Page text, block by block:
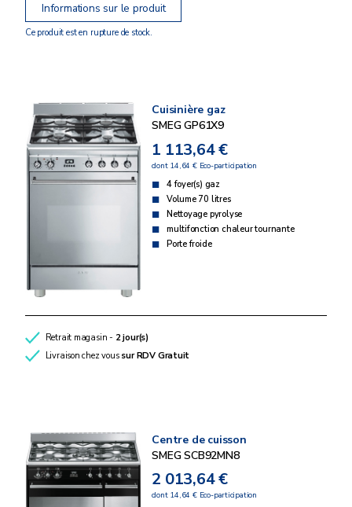
Informations sur le produit
Ce produit est en rupture de stock.
Cuisinière gaz
SMEG GP61X9
1 113,64 €
dont 14,64 € Eco-participation
4 foyer(s) gaz
Volume 70 litres
Nettoyage pyrolyse
multifonction chaleur tournante
Porte froide
Retrait magasin - 2 jour(s)
Livraison chez vous sur RDV Gratuit
Centre de cuisson
SMEG SCB92MN8
2 013,64 €
dont 14,64 € Eco-participation